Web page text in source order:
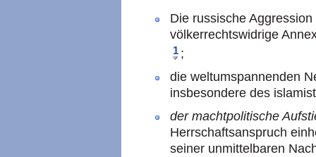
Die russische
völkerrechtswidrige
1 ;
die weltumspannenden
insbesondere des
der machtpolitische
Herrschaftsanspruch
seiner unmittelbaren